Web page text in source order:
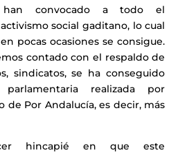
han convocado a todo el
social gaditano, lo cual
pocas ocasiones se consigue.
contado con el respaldo de
sindicatos, se ha conseguido
realizada por
de Por Andalucía, es decir, más
hincapié en que este